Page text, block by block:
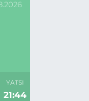
YATSI
21:44